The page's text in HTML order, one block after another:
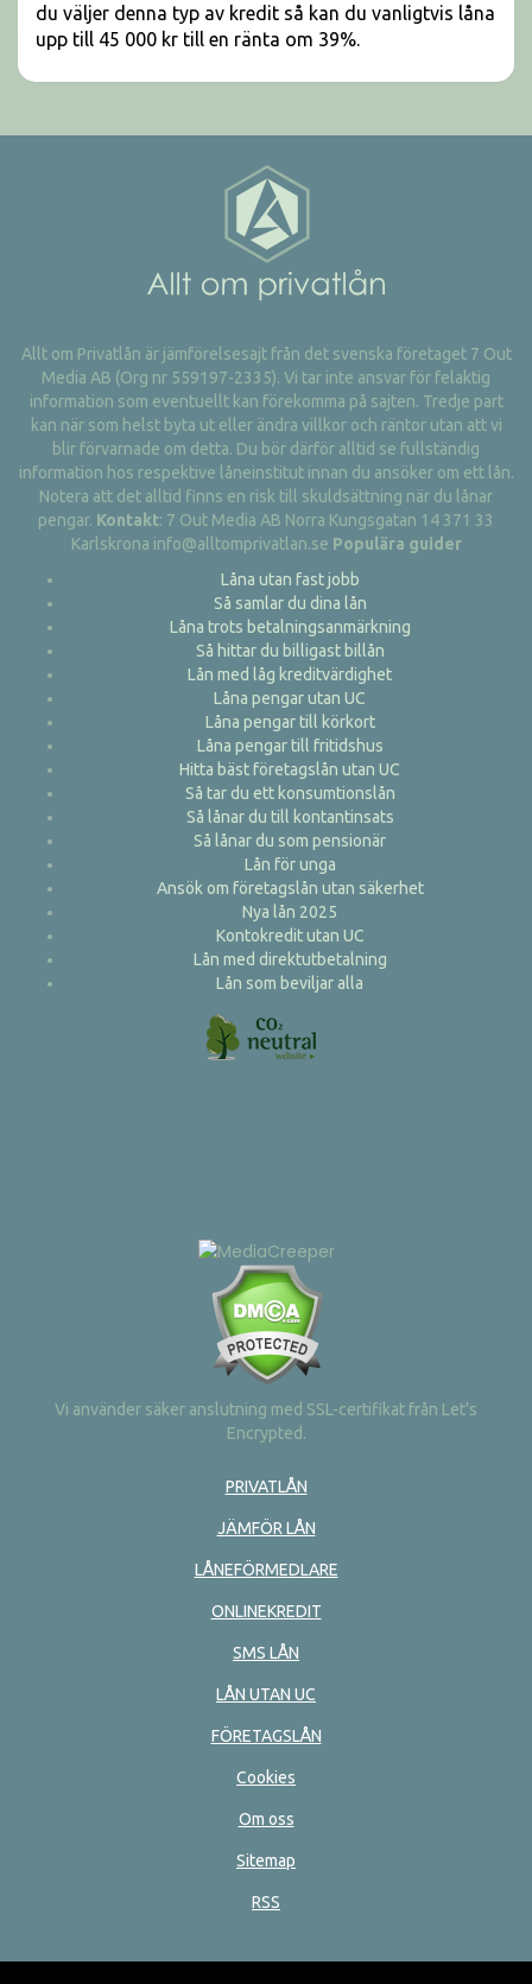
du väljer denna typ av kredit så kan du vanligtvis låna
upp till 45 000 kr till en ränta om 39%.
Allt om Privatlån är jämförelsesajt från det svenska företaget 7 Out
Media AB (Org nr 559197-2335). Vi tar inte ansvar för felaktig
information som eventuellt kan förekomma på sajten. Tredje part
kan när som helst byta ut eller ändra villkor och räntor utan att vi
blir förvarnade om detta. Du bör därför alltid se fullständig
information hos respektive låneinstitut innan du ansöker om ett lån.
Notera att det alltid finns en risk till skuldsättning när du lånar
pengar. Kontakt: 7 Out Media AB Norra Kungsgatan 14 371 33
Karlskrona info@alltomprivatlan.se Populära guider
Låna utan fast jobb
Så samlar du dina lån
Låna trots betalningsanmärkning
Så hittar du billigast billån
Lån med låg kreditvärdighet
Låna pengar utan UC
Låna pengar till körkort
Låna pengar till fritidshus
Hitta bäst företagslån utan UC
Så tar du ett konsumtionslån
Så lånar du till kontantinsats
Så lånar du som pensionär
Lån för unga
Ansök om företagslån utan säkerhet
Nya lån 2025
Kontokredit utan UC
Lån med direktutbetalning
Lån som beviljar alla
Vi använder säker anslutning med SSL-certifikat från Let's
Encrypted.
PRIVATLÅN
JÄMFÖR LÅN
LÅNEFÖRMEDLARE
ONLINEKREDIT
SMS LÅN
LÅN UTAN UC
FÖRETAGSLÅN
Cookies
Om oss
Sitemap
RSS